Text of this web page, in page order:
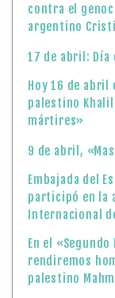
contra el
argentino
17 de abril:
Hoy 16 de
palestino
mártires»
9 de abril,
Embajada del
participó en la
Internacional
En el
rendiremos
palestino